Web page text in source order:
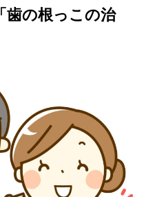
歯の根っこの治